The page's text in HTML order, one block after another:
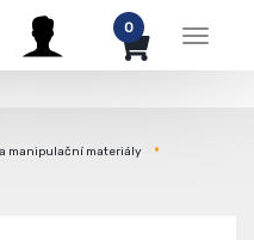
Menu
0
manipulační materiály